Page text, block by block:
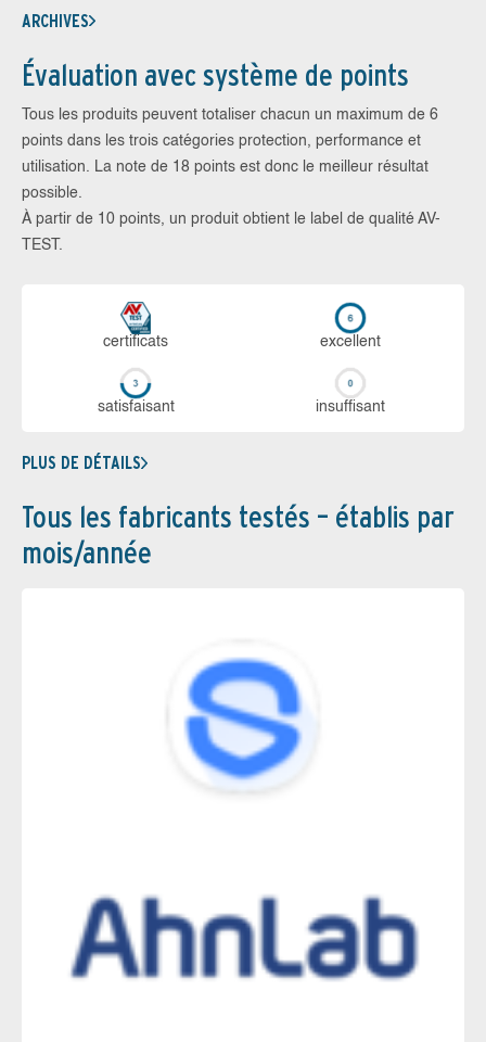
ARCHIVES
Évaluation avec système de points
Tous les produits peuvent totaliser chacun un maximum de 6
points dans les trois catégories protection, performance et
utilisation. La note de 18 points est donc le meilleur résultat
possible.
À partir de 10 points, un produit obtient le label de qualité AV-
TEST.
certi­ficats ex­cellent
sa­tis­fai­sant in­suf­fi­sant
PLUS DE DÉTAILS
Tous les fabricants testés – établis par
mois/année